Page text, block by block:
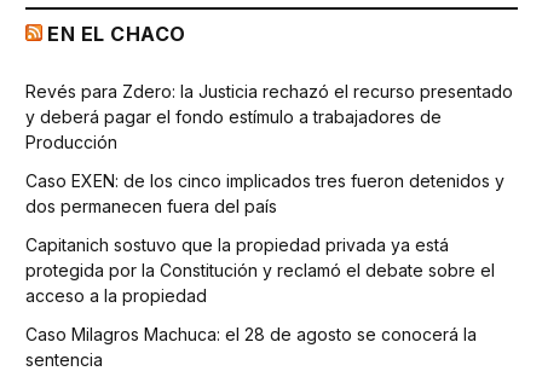
EN EL CHACO
Revés para Zdero: la Justicia rechazó el recurso presentado
y deberá pagar el fondo estímulo a trabajadores de
Producción
Caso EXEN: de los cinco implicados tres fueron detenidos y
dos permanecen fuera del país
Capitanich sostuvo que la propiedad privada ya está
protegida por la Constitución y reclamó el debate sobre el
acceso a la propiedad
Caso Milagros Machuca: el 28 de agosto se conocerá la
sentencia